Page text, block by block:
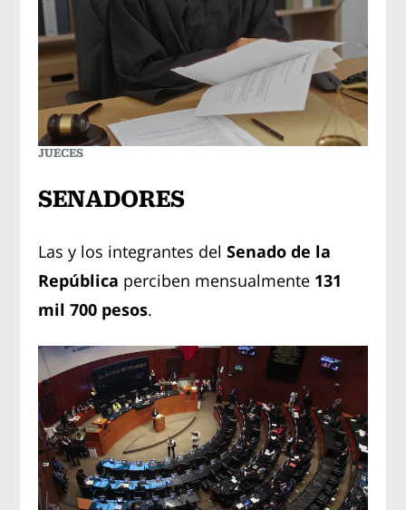
JUECES
SENADORES
Las y los integrantes delSenado de la
República perciben mensualmente 131
mil 700 pesos.